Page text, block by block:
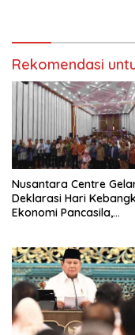
Rekomendasi
Nusantara Centre
Deklarasi Hari
Ekonomi Pancasila,
Penjajahan
Ekonomi Politik
Simposium Nasional
Undang-Undang
Perekonomian Nasional
Kesejahteraan Sosial